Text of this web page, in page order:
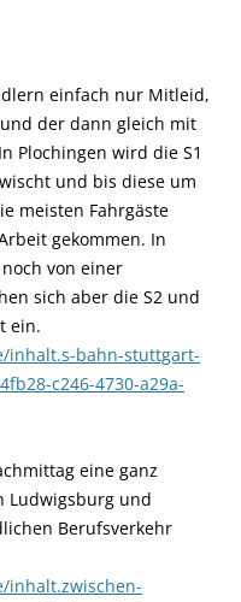
einfach nur Mitleid,
der dann gleich mit
Plochingen wird die S1
und bis diese um
meisten Fahrgäste
gekommen. In
von einer
sich aber die S2 und
ein.
inhalt.s-bahn-stuttgart-
c246-4730-a29a-
eine ganz
Ludwigsburg und
Berufsverkehr
inhalt.zwischen-